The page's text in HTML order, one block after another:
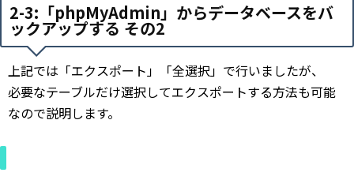
2-3:「phpMyAdmin」からデータベースをバ
ックアップする その2
上記では「エクスポート」「全選択」で行いましたが、
必要なテーブルだけ選択してエクスポートする方法も可能
なので説明します。